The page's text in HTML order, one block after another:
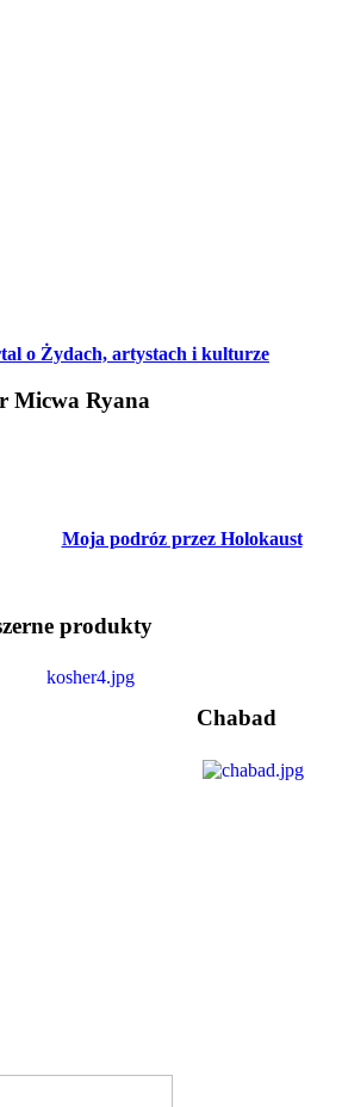
o Żydach, artystach i kulturze
Micwa Ryana
Moja podróz przez Holokaust
produkty
Chabad